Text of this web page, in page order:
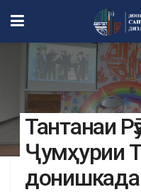
Тантанаи
Ҷумҳурии
донишкада